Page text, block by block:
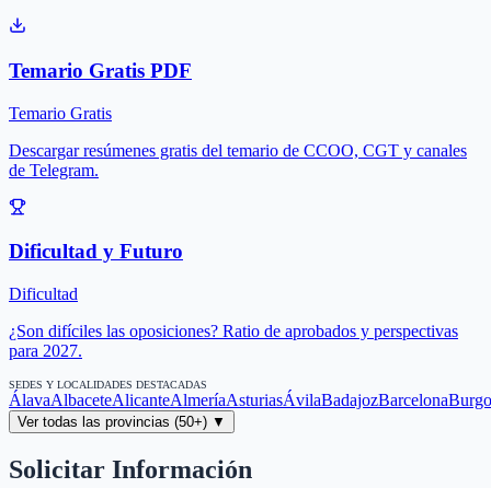
Temario Gratis PDF
Temario Gratis
Descargar resúmenes gratis del temario de CCOO, CGT y canales
de Telegram.
Dificultad y Futuro
Dificultad
¿Son difíciles las oposiciones? Ratio de aprobados y perspectivas
para 2027.
SEDES Y LOCALIDADES DESTACADAS
ÁlavaAlbaceteAlicanteAlmeríaAsturiasÁvilaBadajozBarcelona
Ver todas las provincias (50+) ▼
Solicitar Información